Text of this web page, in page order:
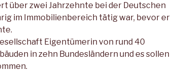
über zwei Jahrzehnte bei der Deutschen
im Immobilienbereich tätig war, bevor er
Eigentümerin von rund 40
in zehn Bundesländern und es sollen